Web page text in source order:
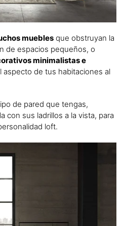
muebles que obstruyan la
de espacios pequeños, o
minimalistas e
aspecto de tus habitaciones al
de pared que tengas,
con sus ladrillos a la vista, para
loft.